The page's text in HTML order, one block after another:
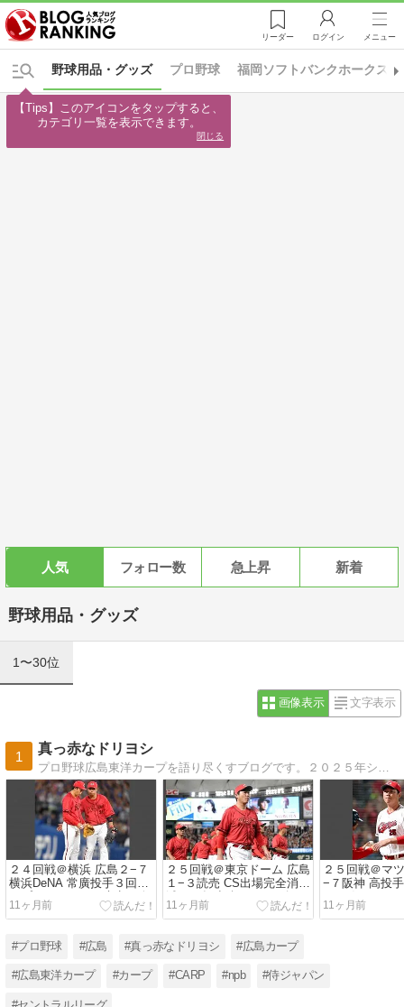
リーダー ログイン メニュー
プロ野球 福岡ソフトバンクホークス
野球用品・グッズ
人気 フォロー数 急上昇 新着
野球用品・グッズ
1〜30位
画像表示 文字表示
1
真っ赤なドリヨシ
２４回戦＠横浜 広島２−７
横浜DeNA 常廣投手３回ま
でプロワースト７失点。今
季５度目の５連敗で５位に
の１６に。
11ヶ月前
２５回戦＠東京ドーム 広島
１−３読売 CS出場完全消
滅。２年連続Bクラス確
定。森投手が読売リチャー
球。得点は中村奨成選手の
ソロ弾のみ。
11ヶ月前
２５回戦＠マ
−７阪神 高投
で２敗目。リ
たれ完敗。借
11ヶ月前
#プロ野球 #広島 #真っ赤なドリヨシ #広島カープ
#広島東洋カープ #カープ #CARP #npb #侍ジャパン
【Tips】このアイコンをタップすると、
カテゴリ一覧を表示できます。
閉じる